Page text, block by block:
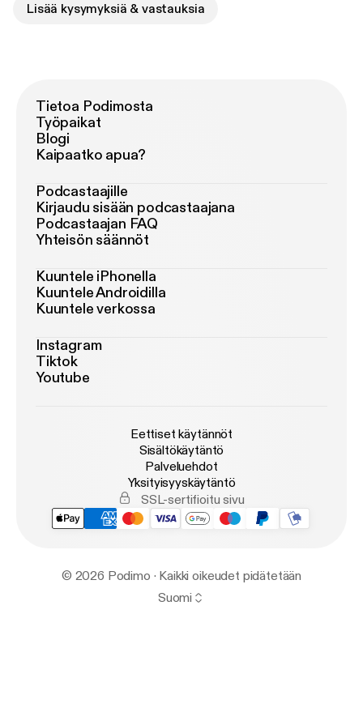
Lisää kysymyksiä & vastauksia
Tietoa Podimosta
Työpaikat
Blogi
Kaipaatko apua?
Podcastaajille
Kirjaudu sisään podcastaajana
Podcastaajan FAQ
Yhteisön säännöt
Kuuntele iPhonella
Kuuntele Androidilla
Kuuntele verkossa
Instagram
Tiktok
Youtube
Eettiset käytännöt
Sisältökäytäntö
Palveluehdot
Yksityisyyskäytäntö
SSL-sertifioitu sivu
© 2026 Podimo · Kaikki oikeudet pidätetään
Suomi